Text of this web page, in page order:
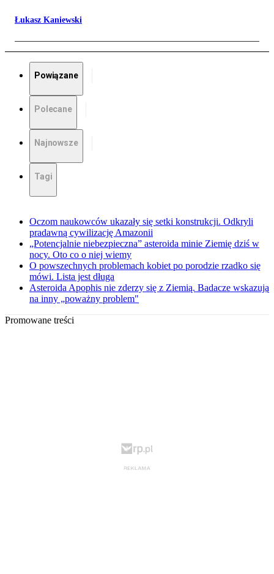
Łukasz Kaniewski
Powiązane
Polecane
Najnowsze
Tagi
Oczom naukowców ukazały się setki konstrukcji. Odkryli
pradawną cywilizację Amazonii
„Potencjalnie niebezpieczna” asteroida minie Ziemię dziś w
nocy. Oto co o niej wiemy
O powszechnych problemach kobiet po porodzie rzadko się
mówi. Lista jest długa
Asteroida Apophis nie zderzy się z Ziemią. Badacze wskazują
na inny „poważny problem"
Promowane treści